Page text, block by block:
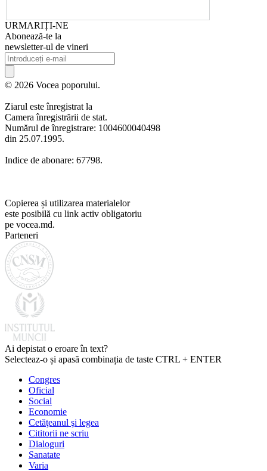
URMARIȚI-NE
Abonează-te la
newsletter-ul de vineri
© 2026 Vocea poporului.
Ziarul este înregistrat la
Camera înregistrării de stat.
Numărul de înregistrare: 1004600040498
din 25.07.1995.
Indice de abonare: 67798.
Copierea și utilizarea materialelor
este posibilă cu link activ obligatoriu
pe vocea.md.
Parteneri
Ai depistat o eroare în text?
Selecteaz-o și apasă combinația de taste CTRL + ENTER
Congres
Oficial
Social
Economie
Cetăţeanul şi legea
Cititorii ne scriu
Dialoguri
Sanatate
Varia